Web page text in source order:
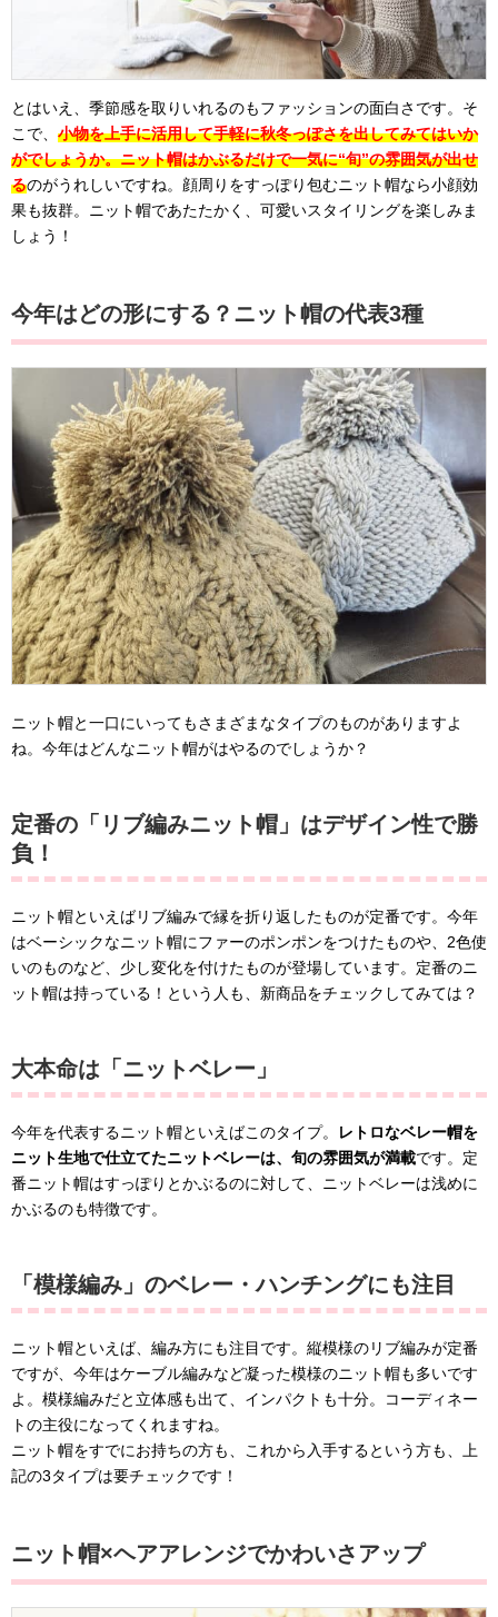
とはいえ、季節感を取りいれるのもファッションの面白さです。そ
こで、 小物を上手に活用して手軽に秋冬っぽさを出してみてはいか
がでしょうか。ニット帽はかぶるだけで一気に“旬”の雰囲気が出せ
るのがうれしいですね。顔周りをすっぽり包むニット帽なら小顔効
果も抜群。ニット帽であたたかく、可愛いスタイリングを楽しみま
しょう！
今年はどの形にする？ニット帽の代表3種
ニット帽と一口にいってもさまざまなタイプのものがありますよ
ね。今年はどんなニット帽がはやるのでしょうか？
定番の「リブ編みニット帽」はデザイン性で勝
負！
ニット帽といえばリブ編みで縁を折り返したものが定番です。今年
はベーシックなニット帽にファーのポンポンをつけたものや、2色使
いのものなど、少し変化を付けたものが登場しています。定番のニ
ット帽は持っている！という人も、新商品をチェックしてみては？
大本命は「ニットベレー」
今年を代表するニット帽といえばこのタイプ。
レトロなベレー帽を
ニット生地で仕立てたニットベレーは、旬の雰囲気が満載です。定
番ニット帽はすっぽりとかぶるのに対して、ニットベレーは浅めに
かぶるのも特徴です。
「模様編み」のベレー・ハンチングにも注目
ニット帽といえば、編み方にも注目です。縦模様のリブ編みが定番
ですが、今年はケーブル編みなど凝った模様のニット帽も多いです
よ。模様編みだと立体感も出て、インパクトも十分。コーディネー
トの主役になってくれますね。
ニット帽をすでにお持ちの方も、これから入手するという方も、上
記の3タイプは要チェックです！
ニット帽×ヘアアレンジでかわいさアップ